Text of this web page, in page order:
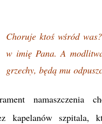
Choruje ktoś wśród
w imię Pana. A
grzechy, będą mu
namaszczenia
kapelanów szpitala,